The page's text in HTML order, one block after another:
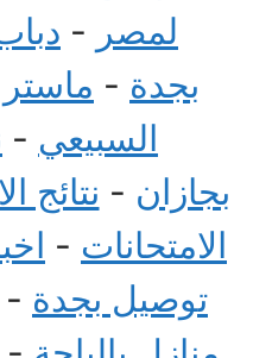
لمصر -
بجدة - ماستر
السبيعي -
بجازان - نتائج
الامتحانات -
توصيل بجدة -